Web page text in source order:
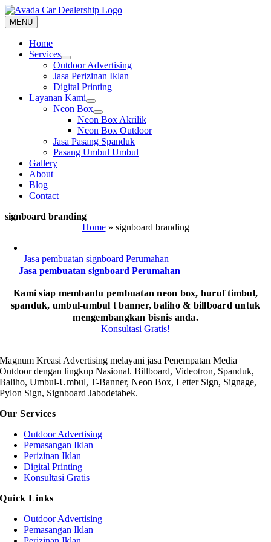
Skip
to
content
MENU
Home
Services
Outdoor Advertising
Jasa Perizinan Iklan
Digital Printing
Layanan Kami
Neon Box
Neon Box Akrilik
Neon Box Outdoor
Jasa Pasang Spanduk
Pasang Umbul Umbul
Gallery
About
Blog
Contact
signboard branding
Home» signboard branding
Jasa pembuatan signboard Perumahan
Jasa pembuatan signboard Perumahan
Kami siap membantu pembuatan neon box, huruf timbul,
spanduk, umbul-umbul t banner, baliho & billboard untuk
mengembangkan bisnis anda.
Konsultasi Gratis!
Magnum Kreasi Advertising melayani jasa Penempatan Media
Outdoor dengan lingkup Nasional. Billboard, Videotron, Spanduk,
Baliho, Umbul-Umbul, T-Banner, Neon Box, Letter Sign, Signage,
Pylon Sign, Signboard Jabodetabek.
Our Services
Outdoor Advertising
Pemasangan Iklan
Perizinan Iklan
Digital Printing
Konsultasi Gratis
Quick Links
Outdoor Advertising
Pemasangan Iklan